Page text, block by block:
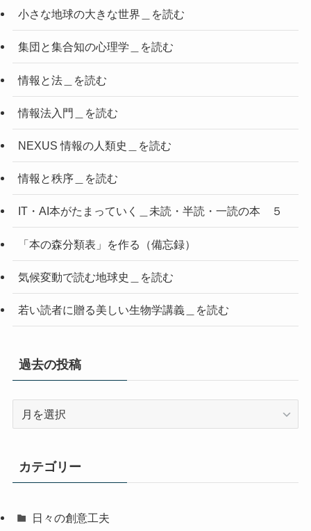
小さな地球の大きな世界＿を読む
集団と集合知の心理学＿を読む
情報と法＿を読む
情報法入門＿を読む
NEXUS 情報の人類史＿を読む
情報と秩序＿を読む
IT・AI本がたまっていく＿未読・半読・一読の本 ５
「本の森分類表」を作る（備忘録）
気候変動で読む地球史＿を読む
若い読者に贈る美しい生物学講義＿を読む
過去の投稿
稿
カテゴリー
日々の創意工夫